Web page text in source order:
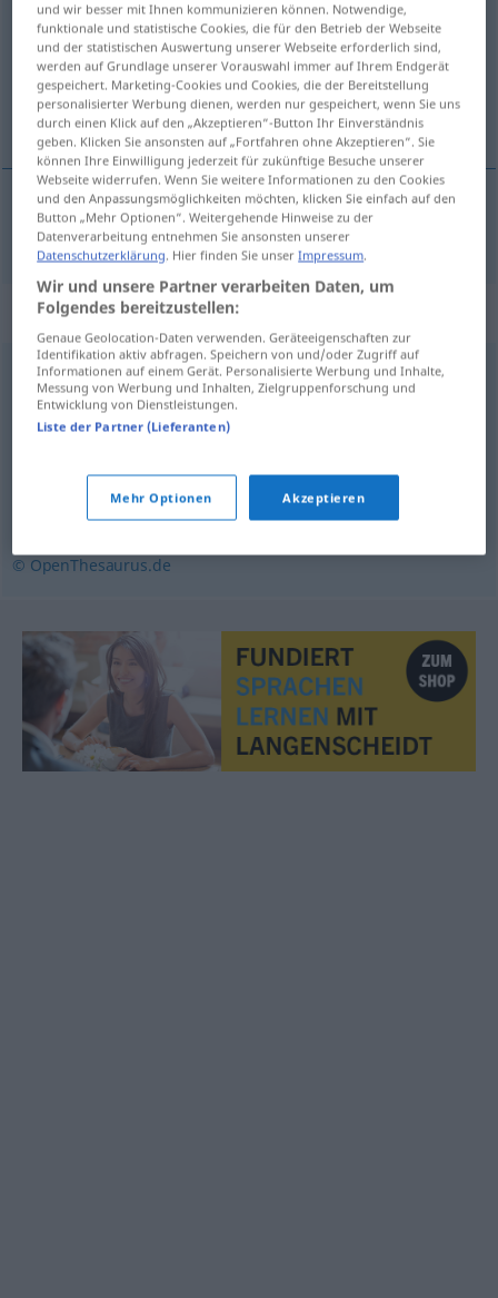
Übersicht aller Übersetzungen
(Für mehr Details die Übersetzung anklicken/antippen)
ustrzelić
ustrzelićpf erlegen Wild
Synonyme für "erlegen"
selig (nachgestellt) (veraltet),verstorben,gestorben
verschieden,mausetot (ugs.)
(Tier) töten
© OpenThesaurus.de
und wir besser mit Ihnen kommunizieren können. Notwendige,
funktionale und statistische Cookies, die für den Betrieb der Webseite
und der statistischen Auswertung unserer Webseite erforderlich sind,
werden auf Grundlage unserer Vorauswahl immer auf Ihrem Endgerät
gespeichert. Marketing-Cookies und Cookies, die der Bereitstellung
personalisierter Werbung dienen, werden nur gespeichert, wenn Sie uns
durch einen Klick auf den „Akzeptieren“-Button Ihr Einverständnis
geben. Klicken Sie ansonsten auf „Fortfahren ohne Akzeptieren“. Sie
können Ihre Einwilligung jederzeit für zukünftige Besuche unserer
Webseite widerrufen. Wenn Sie weitere Informationen zu den Cookies
und den Anpassungsmöglichkeiten möchten, klicken Sie einfach auf den
Button „Mehr Optionen“. Weitergehende Hinweise zu der
Datenverarbeitung entnehmen Sie ansonsten unserer
Datenschutzerklärung. Hier finden Sie unserImpressum.
Wir und unsere Partner verarbeiten Daten, um
Folgendes bereitzustellen:
Genaue Geolocation-Daten verwenden. Geräteeigenschaften zur
Identifikation aktiv abfragen. Speichern von und/oder Zugriff auf
Informationen auf einem Gerät. Personalisierte Werbung und Inhalte,
Messung von Werbung und Inhalten, Zielgruppenforschung und
Entwicklung von Dienstleistungen.
Liste der Partner (Lieferanten)
Mehr Optionen Akzeptieren